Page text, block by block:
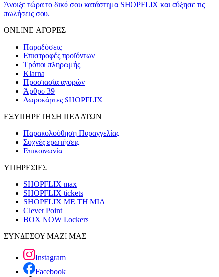
Άνοιξε τώρα το δικό σου κατάστημα SHOPFLIX και αύξησε τις
πωλήσεις σου.
ONLINE ΑΓΟΡΕΣ
Παραδόσεις
Επιστροφές προϊόντων
Τρόποι πληρωμής
Klarna
Προστασία αγορών
Άρθρο 39
Δωροκάρτες SHOPFLIX
ΕΞΥΠΗΡΕΤΗΣΗ ΠΕΛΑΤΩΝ
Παρακολούθηση Παραγγελίας
Συχνές ερωτήσεις
Επικοινωνία
ΥΠΗΡΕΣΙΕΣ
SHOPFLIX max
SHOPFLIX tickets
SHOPFLIX ΜΕ ΤΗ ΜΙΑ
Clever Point
BOX NOW Lockers
ΣΥΝΔΕΣΟΥ ΜΑΖΙ ΜΑΣ
Instagram
Facebook